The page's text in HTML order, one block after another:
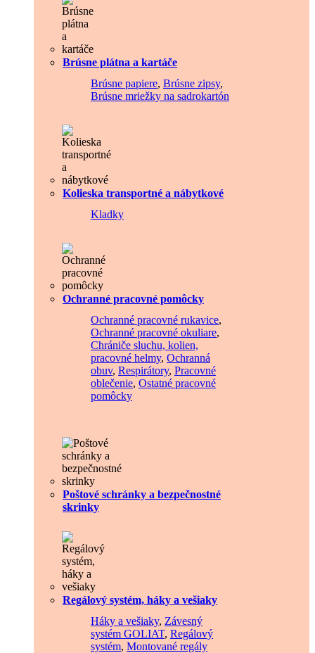
Brúsne plátna a kartáče
Brúsne papiere, Brúsne zipsy,
Brúsne mriežky na sadrokartón
Kolieska transportné a nábytkové
Kladky
Ochranné pracovné pomôcky
Ochranné pracovné rukavice,
Ochranné pracovné okuliare,
Chrániče sluchu, kolien,
pracovné helmy, Ochranná
obuv, Respirátory, Pracovné
oblečenie, Ostatné pracovné
pomôcky
Poštové schránky a bezpečnostné
skrinky
Regálový systém, háky a vešiaky
Háky a vešiaky, Závesný
systém GOLIAT, Regálový
systém, Montované regály